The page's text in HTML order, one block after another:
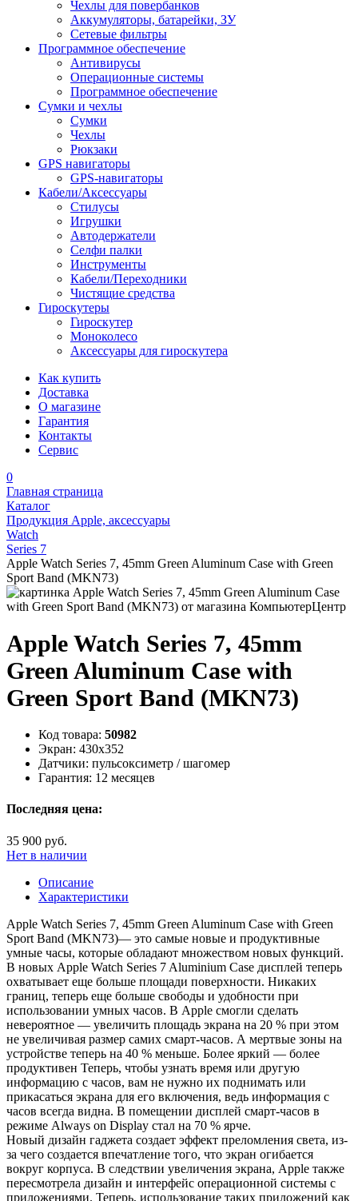
Чехлы для повербанков
Аккумуляторы, батарейки, ЗУ
Сетевые фильтры
Программное обеспечение
Антивирусы
Операционные системы
Программное обеспечение
Сумки и чехлы
Сумки
Чехлы
Рюкзаки
GPS навигаторы
GPS-навигаторы
Кабели/Аксессуары
Стилусы
Игрушки
Автодержатели
Селфи палки
Инструменты
Кабели/Переходники
Чистящие средства
Гироскутеры
Гироскутер
Моноколесо
Аксессуары для гироскутера
Как купить
Доставка
О магазине
Гарантия
Контакты
Сервис
0
Главная страница
Каталог
Продукция Apple, аксессуары
Watch
Series 7
Apple Watch Series 7, 45mm Green Aluminum Case with Green
Sport Band (MKN73)
Apple Watch Series 7, 45mm
Green Aluminum Case with
Green Sport Band (MKN73)
Код товара: 50982
Экран: 430x352
Датчики: пульсоксиметр / шагомер
Гарантия: 12 месяцев
Последняя цена:
35 900 руб.
Нет в наличии
Описание
Характеристики
Apple Watch Series 7, 45mm Green Aluminum Case with Green
Sport Band (MKN73)— это самые новые и продуктивные
умные часы, которые обладают множеством новых функций.
В новых Apple Watch Series 7 Aluminium Case дисплей теперь
охватывает еще больше площади поверхности. Никаких
границ, теперь еще больше свободы и удобности при
использовании умных часов. В Apple смогли сделать
невероятное — увеличить площадь экрана на 20 % при этом
не увеличивая размер самих смарт-часов. А мертвые зоны на
устройстве теперь на 40 % меньше. Более яркий — более
продуктивен Теперь, чтобы узнать время или другую
информацию с часов, вам не нужно их поднимать или
прикасаться экрана для его включения, ведь информация с
часов всегда видна. В помещении дисплей смарт-часов в
режиме Always on Display стал на 70 % ярче.
Новый дизайн гаджета создает эффект преломления света, из-
за чего создается впечатление того, что экран огибается
вокруг корпуса. В следствии увеличения экрана, Apple также
пересмотрела дизайн и интерфейс операционной системы с
приложениями. Теперь, использование таких приложений как